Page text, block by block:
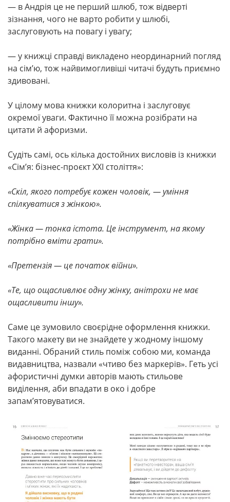
— в Андрія це не перший шлюб, тож відверті
зізнання, чого не варто робити у шлюбі,
заслуговують на повагу і увагу;
— у книжці справді викладено неординарний погляд
на сім’ю, тож найвимогливіші читачі будуть приємно
здивовані.
У цілому мова книжки колоритна і заслуговує
окремої уваги. Фактично її можна розібрати на
цитати й афоризми.
Судіть самі, ось кілька достойних висловів із книжки
«Сім’я: бізнес-проєкт ХХІ століття»:
«Скіл, якого потребує кожен чоловік, — уміння
спілкуватися з жінкою».
«Жінка — тонка істота. Це інструмент, на якому
потрібно вміти грати».
«Претензія — це початок війни».
«Те, що ощасливлює одну жінку, анітрохи не має
ощасливити іншу».
Саме це зумовило своєрідне оформлення книжки.
Такого макету ви не знайдете у жодному іншому
виданні. Обраний стиль поміж собою ми, команда
видавництва, назвали «чтиво без маркерів». Геть усі
афористичні думки авторів мають стильове
виділення, аби впадати в око і добре
запам’ятовуватися.